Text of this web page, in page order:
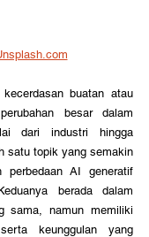
besar dalam
dari industri hingga
satu topik yang semakin
perbedaan AI generatif
berada dalam
sama, namun memiliki
keunggulan yang